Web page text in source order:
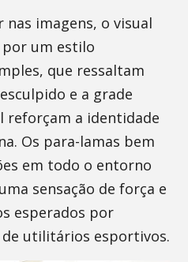
imagens, o visual
um estilo
que ressaltam
e a grade
a identidade
Os para-lamas bem
em todo o entorno
sensação de força e
esperados por
utilitários esportivos.